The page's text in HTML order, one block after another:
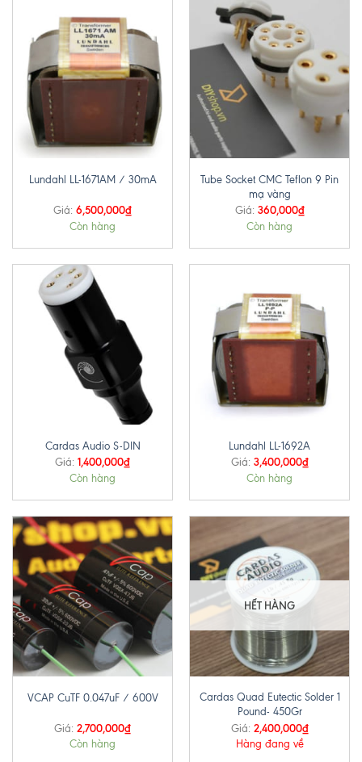
Lundahl LL-1671AM / 30mA
Giá: 6,500,000₫
Còn hàng
Tube Socket CMC Teflon 9 Pin
mạ vàng
Giá: 360,000₫
Còn hàng
Cardas Audio S-DIN
Giá: 1,400,000₫
Còn hàng
Lundahl LL-1692A
Giá: 3,400,000₫
Còn hàng
VCAP CuTF 0.047uF / 600V
Giá: 2,700,000₫
Còn hàng
HẾT HÀNG
Cardas Quad Eutectic Solder 1
Pound- 450Gr
Giá: 2,400,000₫
Hàng đang về